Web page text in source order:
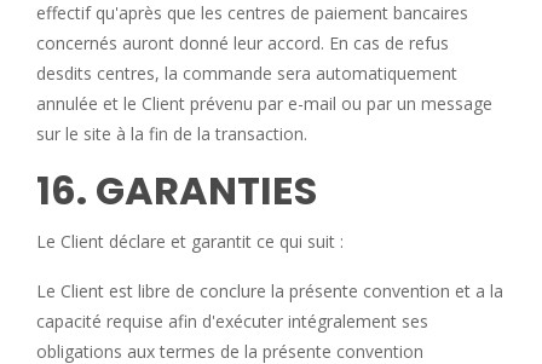
effectif qu'après que les centres de paiement bancaires
concernés auront donné leur accord. En cas de refus
desdits centres, la commande sera automatiquement
annulée et le Client prévenu par e-mail ou par un message
sur le site à la fin de la transaction.
16. GARANTIES
Le Client déclare et garantit ce qui suit :
Le Client est libre de conclure la présente convention et a la
capacité requise afin d'exécuter intégralement ses
obligations aux termes de la présente convention